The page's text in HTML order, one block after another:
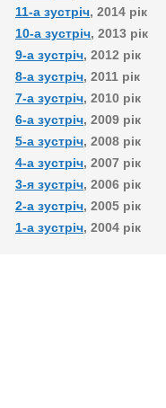
11-а зустріч, 2014 рік
10-а зустріч, 2013 рік
9-а зустріч, 2012 рік
8-а зустріч, 2011 рік
7-а зустріч, 2010 рік
6-а зустріч, 2009 рік
5-а зустріч, 2008 рік
4-а зустріч, 2007 рік
3-я зустріч, 2006 рік
2-а зустріч, 2005 рік
1-а зустріч, 2004 рік